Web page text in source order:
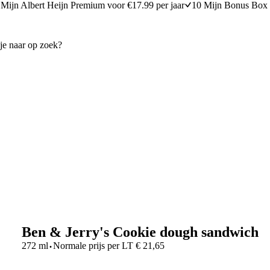
Mijn Albert Heijn Premium voor €17.99 per jaar 10 Mijn Bonus Box
Ben & Jerry's Cookie dough sandwich
272 ml·Normale prijs per LT€ 21,65